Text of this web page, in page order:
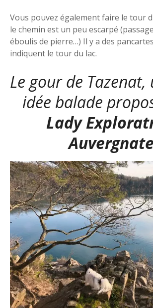
Vous pouvez également faire le tour
le chemin est un peu escarpé
éboulis de pierre…) Il y a des
indiquent le tour du lac.
Le gour de Tazenat,
idée balade
Lady
Auvergnate